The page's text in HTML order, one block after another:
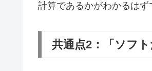
計算であるかがわかるはず
共通点2：「ソフ